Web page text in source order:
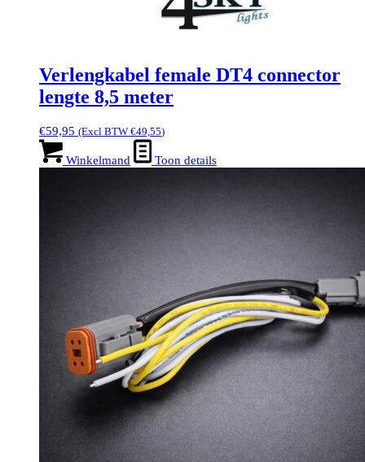
Verlengkabel female DT4 connector
lengte 8,5 meter
€59,95 (Excl BTW €49,55)
Winkelmand Toon details